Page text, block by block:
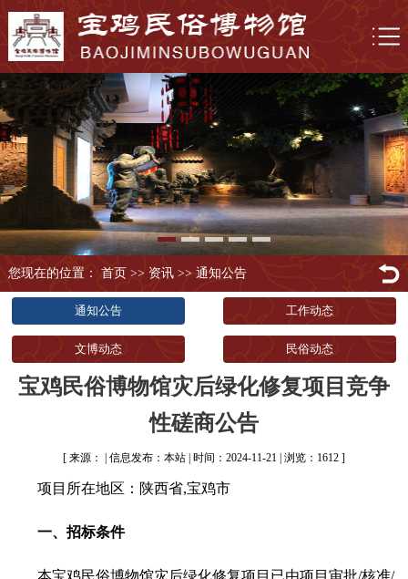
您现在的位置： 首页 >> 资讯>> 通知公告
通知公告 工作动态
文博动态 民俗动态
宝鸡民俗博物馆灾后绿化修复项目竞争
性磋商公告
[ 来源： | 信息发布：本站 | 时间：2024-11-21 | 浏览：1612 ]
项目所在地区：陕西省,宝鸡市
一、招标条件
本宝鸡民俗博物馆灾后绿化修复项目已由项目审批/核准/